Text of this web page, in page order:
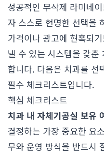
성공적인 무삭제 라미네
자 스스로 현명한 선택을
가격이나 광고에 현혹되
낼 수 있는 시스템을 갖춘
합니다. 다음은 치과를 선
필수 체크리스트입니다.
핵심 체크리스트
치과 내 자체기공실 보유
결정하는 가장 중요한 요
무와 운영 방식을 반드시